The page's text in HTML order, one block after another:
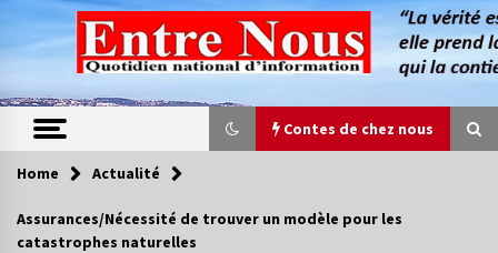
content
Contes de chez nous
Contes de chez nous
Home Actualité
Assurances/Nécessité de trouver un modèle pour les
catastrophes naturelles